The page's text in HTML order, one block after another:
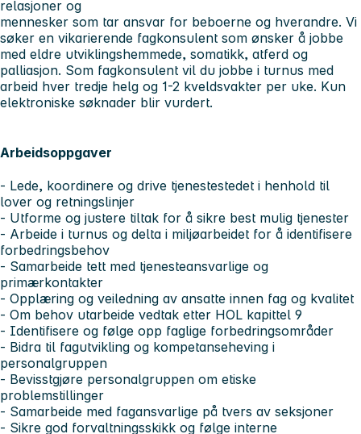
relasjoner og
mennesker som tar ansvar for beboerne og hverandre. Vi
søker en vikarierende fagkonsulent som ønsker å jobbe
med eldre utviklingshemmede, somatikk, atferd og
palliasjon. Som fagkonsulent vil du jobbe i turnus med
arbeid hver tredje helg og 1-2 kveldsvakter per uke. Kun
elektroniske søknader blir vurdert.
Arbeidsoppgaver
- Lede, koordinere og drive tjenestestedet i henhold til
lover og retningslinjer
- Utforme og justere tiltak for å sikre best mulig tjenester
- Arbeide i turnus og delta i miljøarbeidet for å identifisere
forbedringsbehov
- Samarbeide tett med tjenesteansvarlige og
primærkontakter
- Opplæring og veiledning av ansatte innen fag og kvalitet
- Om behov utarbeide vedtak etter HOL kapittel 9
- Identifisere og følge opp faglige forbedringsområder
- Bidra til fagutvikling og kompetanseheving i
personalgruppen
- Bevisstgjøre personalgruppen om etiske
problemstillinger
- Samarbeide med fagansvarlige på tvers av seksjoner
- Sikre god forvaltningsskikk og følge interne